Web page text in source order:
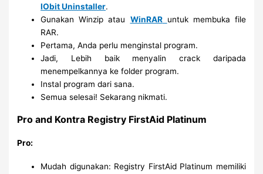
IObit Uninstaller.
Gunakan Winzip atau WinRAR untuk membuka file
RAR.
Pertama, Anda perlu menginstal program.
Jadi, Lebih baik menyalin crack daripada
menempelkannya ke folder program.
Instal program dari sana.
Semua selesai! Sekarang nikmati.
Pro and Kontra Registry FirstAid Platinum
Pro:
Mudah digunakan: Registry FirstAid Platinum memiliki